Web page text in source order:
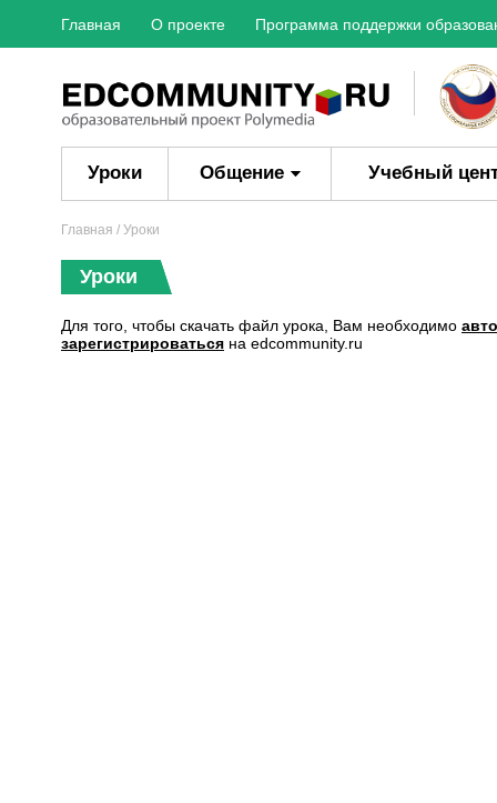
Главная О проекте Программа поддержки
Уроки Общение Учебный
Главная / Уроки
Уроки
Для того, чтобы скачать файл урока, Вам необходимо
зарегистрироваться на edcommunity.ru